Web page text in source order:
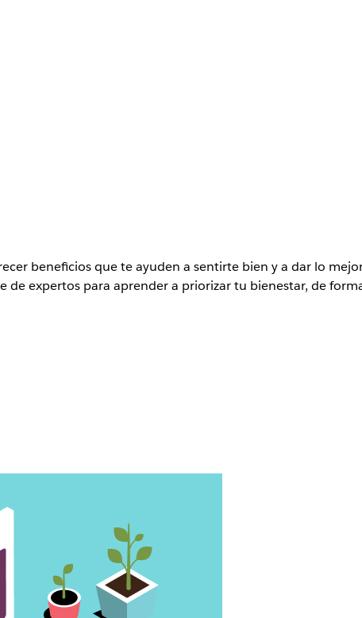
beneficios que te ayuden a sentirte bien y a dar lo
expertos para aprender a priorizar tu bienestar, de